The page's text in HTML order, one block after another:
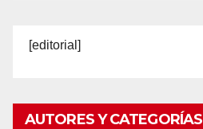
[editorial]
AUTORES Y CATEGORÍAS